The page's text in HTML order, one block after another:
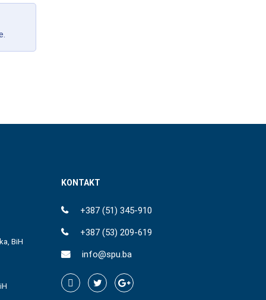
BiH
KONTAKT
+387 (51) 345-910
+387 (53) 209-619
info@spu.ba